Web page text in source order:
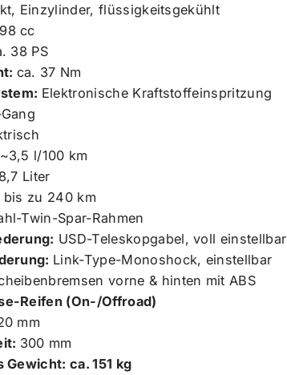
Einzylinder, flüssigkeitsgekühlt
cc
38 PS
ca. 37 Nm
Elektronische Kraftstoffeinspritzung
~3,5 l/100 km
8,7 Liter
bis zu 240 km
Twin-Spar-Rahmen
USD-Teleskopgabel, voll einstellbar
Link-Type-Monoshock, einstellbar
vorne & hinten mit ABS
Reifen (On-/Offroad)
mm
300 mm
ca. 151 kg